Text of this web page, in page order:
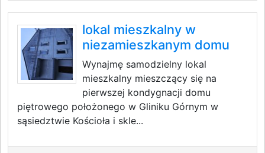
lokal mieszkalny w
niezamieszkanym domu
Wynajmę samodzielny lokal
mieszkalny mieszczący się na
pierwszej kondygnacji domu
piętrowego położonego w Gliniku Górnym w
sąsiedztwie Kościoła i skle...